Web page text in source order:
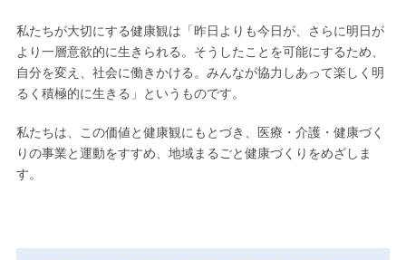
私たちが大切にする健康観は「昨日よりも今日が、さらに明日が
より一層意欲的に生きられる。そうしたことを可能にするため、
自分を変え、社会に働きかける。みんなが協力しあって楽しく明
るく積極的に生きる」というものです。
私たちは、この価値と健康観にもとづき、医療・介護・健康づく
りの事業と運動をすすめ、地域まるごと健康づくりをめざしま
す。